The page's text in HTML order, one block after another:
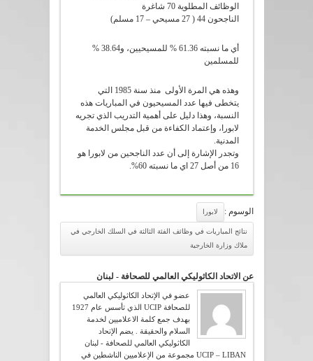
الوظائف المطلوية 70 شاغرة
الناجحون 44 ( 27 مسيحي – 17 مسلم)
أي ما نسبته 61.36 % للمسيحيين، و38.64 %
للمسلمين
وهذه هي المرة الأولى منذ سنة 1985 التي
يتخطى فيها عدد المسيحيون في المباريات هذه
النسبة، وهذا دليل على أهمية التدريب الذي تجريه
لابورا، وإعتماد الكفاءة من قبل مجلس الخدمة
المدنية.
وتجدر الإشارة إلى أن عدد الناجحين من لابورا هو
16 من أصل 27 اي ما نسبته 60%.
الوسوم : لابورا
نتائج المباريات في وظائف الفئة الثالثة في السلك الخارجي في
ملاك وزارة الخارجية
عن الاتحاد الكاثوليكي العالمي للصحافة - لبنان
عضو في الإتحاد الكاثوليكي العالمي
للصحافة UCIP الذي تأسس عام 1927
بهدف جمع كلمة الاعلاميين لخدمة
السلام والحقيقة . يضم الإتحاد
الكاثوليكي العالمي للصحافة - لبنان
UCIP – LIBAN مجموعة من الإعلاميين الناشطين في